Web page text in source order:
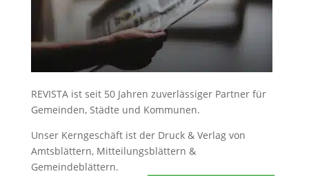
REVISTA ist seit 50 Jahren zuverlässiger Partner für
Gemeinden, Städte und Kommunen.
Unser Kerngeschäft ist der Druck & Verlag von
Amtsblättern, Mitteilungsblättern &
Gemeindeblättern.